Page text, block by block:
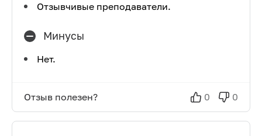
Отзывчивые преподаватели.
Минусы
Нет.
Отзыв полезен? 0 0